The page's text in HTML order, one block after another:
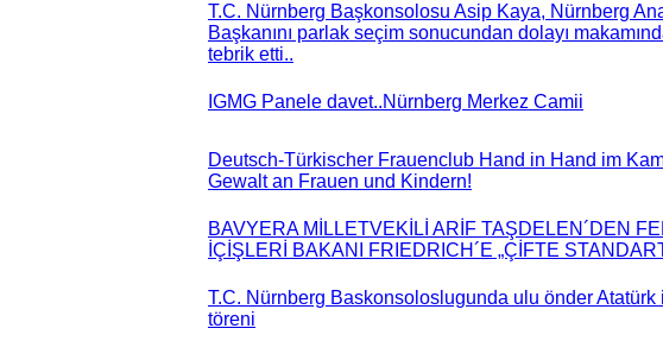
T.C. Nürnberg Başkonsolosu Asip Kaya, Nürnberg
Başkanını parlak seçim sonucundan dolayı
tebrik etti..
IGMG Panele davet..Nürnberg Merkez Camii
Deutsch-Türkischer Frauenclub Hand in Hand im
Gewalt an Frauen und Kindern!
BAVYERA MİLLETVEKİLİ ARİF TAŞDELEN´DEN
İÇİŞLERİ BAKANI FRIEDRICH´E „ÇİFTE
T.C. Nürnberg Baskonsoloslugunda ulu önder Atatürk
töreni